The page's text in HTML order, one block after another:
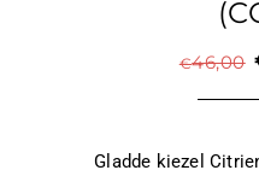
€46,00
Gladde kiezel